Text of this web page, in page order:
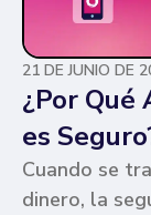
21 DE JUNIO DE
¿Por Qué
es
Cuando se
dinero, la